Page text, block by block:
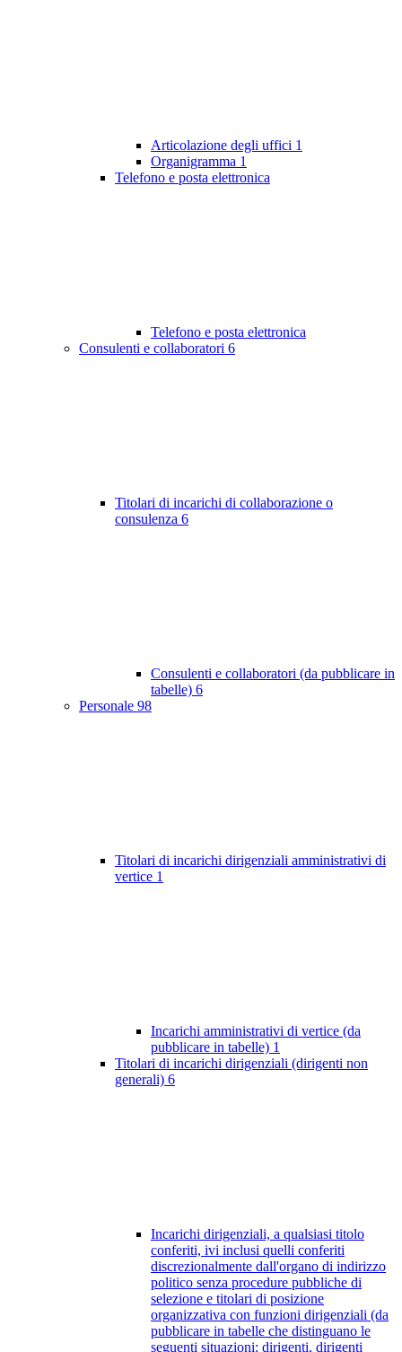
Articolazione degli uffici 1
Organigramma 1
Telefono e posta elettronica
Telefono e posta elettronica
Consulenti e collaboratori 6
Titolari di incarichi di collaborazione o
consulenza 6
Consulenti e collaboratori (da pubblicare in
tabelle) 6
Personale 98
Titolari di incarichi dirigenziali amministrativi di
vertice 1
Incarichi amministrativi di vertice (da
pubblicare in tabelle) 1
Titolari di incarichi dirigenziali (dirigenti non
generali) 6
Incarichi dirigenziali, a qualsiasi titolo
conferiti, ivi inclusi quelli conferiti
discrezionalmente dall'organo di indirizzo
politico senza procedure pubbliche di
selezione e titolari di posizione
organizzativa con funzioni dirigenziali (da
pubblicare in tabelle che distinguano le
seguenti situazioni: dirigenti, dirigenti